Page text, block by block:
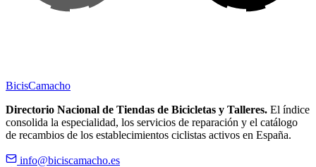
BicisCamacho
Directorio Nacional de Tiendas de Bicicletas y Talleres. El índice
consolida la especialidad, los servicios de reparación y el catálogo
de recambios de los establecimientos ciclistas activos en España.
info@biciscamacho.es